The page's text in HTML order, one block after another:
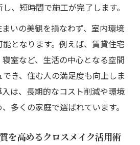
、短時間で施工が完了します。
いの美観を損なわず、室内環境
となります。例えば、賃貸住宅
室など、生活の中心となる空間
き、住む人の満足度も向上しま
は、長期的なコスト削減や環境
多くの家庭で選ばれています。
を高めるクロスメイク活用術